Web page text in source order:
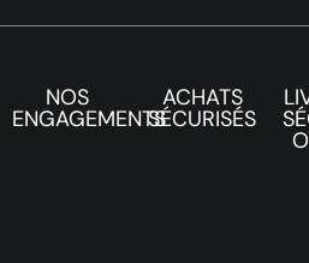
NOS
ENGAGEMENTS
ACHATS
SÉCURISÉS